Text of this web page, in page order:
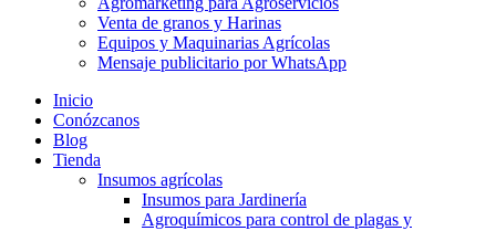
Venta de granos y Harinas
Equipos y Maquinarias Agrícolas
Mensaje publicitario por WhatsApp
Inicio
Conózcanos
Blog
Tienda
Insumos agrícolas
Insumos para Jardinería
Agroquímicos para control de plagas y